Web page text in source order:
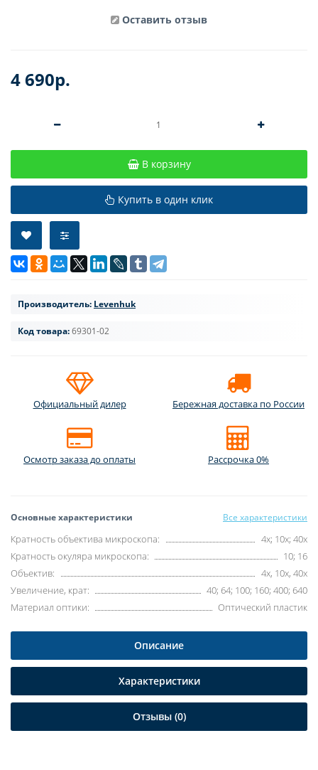
Оставить отзыв
4 690р.
В корзину
Купить в один клик
Производитель: Levenhuk
Код товара:69301-02
Официальный дилер Бережная доставка по России
Осмотр заказа до оплаты Рассрочка 0%
Основные характеристики Все характеристики
Кратность объектива микроскопа:
4x; 10x; 40x
Кратность окуляра микроскопа:
10; 16
Объектив:
4x, 10x, 40x
Увеличение, крат:
40; 64; 100; 160; 400; 640
Материал оптики:
Оптический пластик
Описание
Характеристики
Отзывы (0)